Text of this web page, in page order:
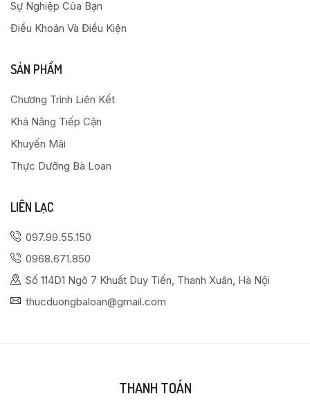
Sự Nghiệp Của Bạn
Điều Khoản Và Điều Kiện
SẢN PHẨM
Chương Trình Liên Kết
Khả Năng Tiếp Cận
Khuyến Mãi
Thực Dưỡng Bà Loan
LIÊN LẠC
097.99.55.150
0968.671.850
Số 114D1 Ngõ 7 Khuất Duy Tiến, Thanh Xuân, Hà Nội
thucduongbaloan@gmail.com
THANH TOÁN